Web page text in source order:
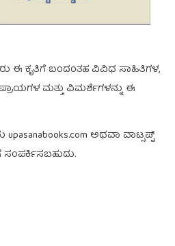
ಈ ಕೃತಿಗೆ ಬಂದಂತಹ ವಿವಿಧ ಸಾಹಿತಿಗಳ,
ಮತ್ತು ವಿಮರ್ಶೆಗಳನ್ನು ಈ
upasanabooks.com ಅಥವಾ ವಾಟ್ಸಪ್ಪ್
ಸಂಪರ್ಕಿಸಬಹುದು.